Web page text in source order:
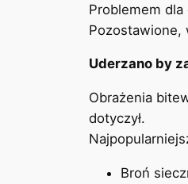
Problemem dla
Pozostawione,
Uderzano by
Obrażenia
dotyczył.
Broń